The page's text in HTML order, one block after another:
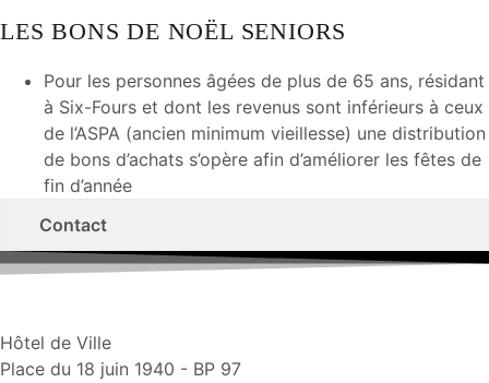
LES BONS DE NOËL SENIORS
Pour les personnes âgées de plus de 65 ans, résidant
à Six-Fours et dont les revenus sont inférieurs à ceux
de l’ASPA (ancien minimum vieillesse) une distribution
de bons d’achats s’opère afin d’améliorer les fêtes de
fin d’année
Contact
Hôtel de Ville
Place du 18 juin 1940 - BP 97